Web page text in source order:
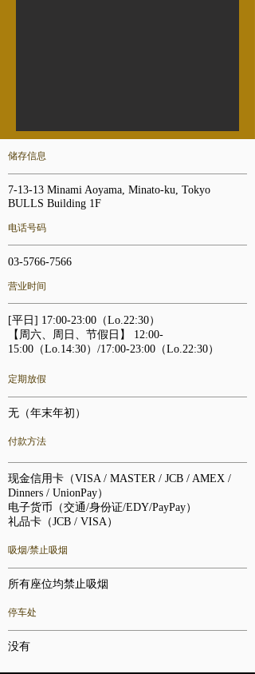
储存信息
7-13-13 Minami Aoyama, Minato-ku, Tokyo
BULLS Building 1F
电话号码
03-5766-7566
营业时间
[平日] 17:00-23:00（Lo.22:30）
【周六、周日、节假日】
12:00-
15:00（Lo.14:30）/17:00-23:00（Lo.22:30）
定期放假
无（年末年初）
付款方法
现金信用卡（VISA / MASTER / JCB / AMEX /
Dinners / UnionPay）
电子货币（交通/身份证/EDY/PayPay）
礼品卡（JCB / VISA）
吸烟/禁止吸烟
所有座位均禁止吸烟
停车处
没有